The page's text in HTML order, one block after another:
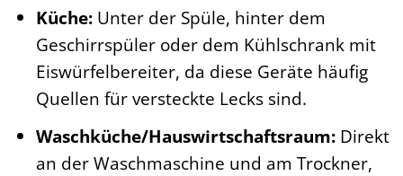
Küche:Unter der Spüle, hinter dem
Geschirrspüler oder dem Kühlschrank mit
Eiswürfelbereiter, da diese Geräte häufig
Quellen für versteckte Lecks sind.
Waschküche/Hauswirtschaftsraum:Direkt
an der Waschmaschine und am Trockner,